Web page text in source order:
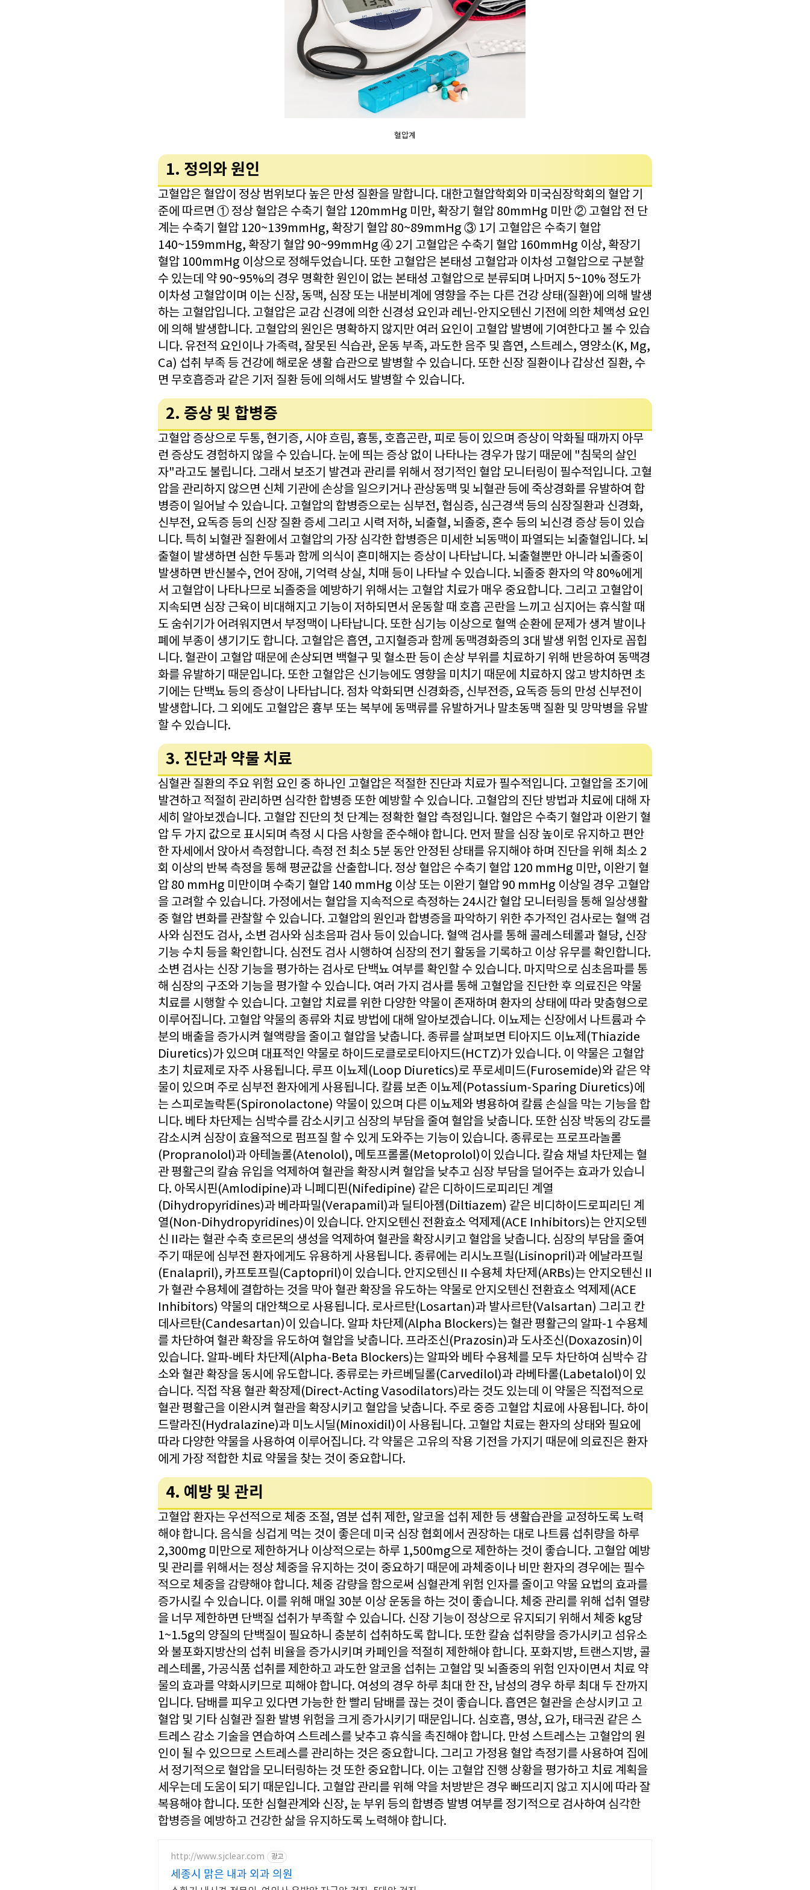
혈압계
1. 정의와 원인
고혈압은 혈압이 정상 범위보다 높은 만성 질환을 말합니다. 대한고혈압학회와 미국심장학회의 혈압 기
준에 따르면 ① 정상 혈압은 수축기 혈압 120mmHg 미만, 확장기 혈압 80mmHg 미만 ② 고혈압 전 단
계는 수축기 혈압 120~139mmHg, 확장기 혈압 80~89mmHg ③ 1기 고혈압은 수축기 혈압
140~159mmHg, 확장기 혈압 90~99mmHg ④ 2기 고혈압은 수축기 혈압 160mmHg 이상, 확장기
혈압 100mmHg 이상으로 정해두었습니다. 또한 고혈압은 본태성 고혈압과 이차성 고혈압으로 구분할
수 있는데 약 90~95%의 경우 명확한 원인이 없는 본태성 고혈압으로 분류되며 나머지 5~10% 정도가
이차성 고혈압이며 이는 신장, 동맥, 심장 또는 내분비계에 영향을 주는 다른 건강 상태(질환)에 의해 발생
하는 고혈압입니다. 고혈압은 교감 신경에 의한 신경성 요인과 레닌-안지오텐신 기전에 의한 체액성 요인
에 의해 발생합니다. 고혈압의 원인은 명확하지 않지만 여러 요인이 고혈압 발병에 기여한다고 볼 수 있습
니다. 유전적 요인이나 가족력, 잘못된 식습관, 운동 부족, 과도한 음주 및 흡연, 스트레스, 영양소(K, Mg,
Ca) 섭취 부족 등 건강에 해로운 생활 습관으로 발병할 수 있습니다. 또한 신장 질환이나 갑상선 질환, 수
면 무호흡증과 같은 기저 질환 등에 의해서도 발병할 수 있습니다.
2. 증상 및 합병증
고혈압 증상으로 두통, 현기증, 시야 흐림, 흉통, 호흡곤란, 피로 등이 있으며 증상이 악화될 때까지 아무
런 증상도 경험하지 않을 수 있습니다. 눈에 띄는 증상 없이 나타나는 경우가 많기 때문에 "침묵의 살인
자"라고도 불립니다. 그래서 보조기 발견과 관리를 위해서 정기적인 혈압 모니터링이 필수적입니다. 고혈
압을 관리하지 않으면 신체 기관에 손상을 일으키거나 관상동맥 및 뇌혈관 등에 죽상경화를 유발하여 합
병증이 일어날 수 있습니다. 고혈압의 합병증으로는 심부전, 협심증, 심근경색 등의 심장질환과 신경화,
신부전, 요독증 등의 신장 질환 증세 그리고 시력 저하, 뇌출혈, 뇌졸중, 혼수 등의 뇌신경 증상 등이 있습
니다. 특히 뇌혈관 질환에서 고혈압의 가장 심각한 합병증은 미세한 뇌동맥이 파열되는 뇌출혈입니다. 뇌
출혈이 발생하면 심한 두통과 함께 의식이 혼미해지는 증상이 나타납니다. 뇌출혈뿐만 아니라 뇌졸중이
발생하면 반신불수, 언어 장애, 기억력 상실, 치매 등이 나타날 수 있습니다. 뇌졸중 환자의 약 80%에게
서 고혈압이 나타나므로 뇌졸중을 예방하기 위해서는 고혈압 치료가 매우 중요합니다. 그리고 고혈압이
지속되면 심장 근육이 비대해지고 기능이 저하되면서 운동할 때 호흡 곤란을 느끼고 심지어는 휴식할 때
도 숨쉬기가 어려워지면서 부정맥이 나타납니다. 또한 심기능 이상으로 혈액 순환에 문제가 생겨 발이나
폐에 부종이 생기기도 합니다. 고혈압은 흡연, 고지혈증과 함께 동맥경화증의 3대 발생 위험 인자로 꼽힙
니다. 혈관이 고혈압 때문에 손상되면 백혈구 및 혈소판 등이 손상 부위를 치료하기 위해 반응하여 동맥경
화를 유발하기 때문입니다. 또한 고혈압은 신기능에도 영향을 미치기 때문에 치료하지 않고 방치하면 초
기에는 단백뇨 등의 증상이 나타납니다. 점차 악화되면 신경화증, 신부전증, 요독증 등의 만성 신부전이
발생합니다. 그 외에도 고혈압은 흉부 또는 복부에 동맥류를 유발하거나 말초동맥 질환 및 망막병을 유발
할 수 있습니다.
3. 진단과 약물 치료
심혈관 질환의 주요 위험 요인 중 하나인 고혈압은 적절한 진단과 치료가 필수적입니다. 고혈압을 조기에
발견하고 적절히 관리하면 심각한 합병증 또한 예방할 수 있습니다. 고혈압의 진단 방법과 치료에 대해 자
세히 알아보겠습니다. 고혈압 진단의 첫 단계는 정확한 혈압 측정입니다. 혈압은 수축기 혈압과 이완기 혈
압 두 가지 값으로 표시되며 측정 시 다음 사항을 준수해야 합니다. 먼저 팔을 심장 높이로 유지하고 편안
한 자세에서 앉아서 측정합니다. 측정 전 최소 5분 동안 안정된 상태를 유지해야 하며 진단을 위해 최소 2
회 이상의 반복 측정을 통해 평균값을 산출합니다. 정상 혈압은 수축기 혈압 120 mmHg 미만, 이완기 혈
압 80 mmHg 미만이며 수축기 혈압 140 mmHg 이상 또는 이완기 혈압 90 mmHg 이상일 경우 고혈압
을 고려할 수 있습니다. 가정에서는 혈압을 지속적으로 측정하는 24시간 혈압 모니터링을 통해 일상생활
중 혈압 변화를 관찰할 수 있습니다. 고혈압의 원인과 합병증을 파악하기 위한 추가적인 검사로는 혈액 검
사와 심전도 검사, 소변 검사와 심초음파 검사 등이 있습니다. 혈액 검사를 통해 콜레스테롤과 혈당, 신장
기능 수치 등을 확인합니다. 심전도 검사 시행하여 심장의 전기 활동을 기록하고 이상 유무를 확인합니다.
소변 검사는 신장 기능을 평가하는 검사로 단백뇨 여부를 확인할 수 있습니다. 마지막으로 심초음파를 통
해 심장의 구조와 기능을 평가할 수 있습니다. 여러 가지 검사를 통해 고혈압을 진단한 후 의료진은 약물
치료를 시행할 수 있습니다. 고혈압 치료를 위한 다양한 약물이 존재하며 환자의 상태에 따라 맞춤형으로
이루어집니다. 고혈압 약물의 종류와 치료 방법에 대해 알아보겠습니다. 이뇨제는 신장에서 나트륨과 수
분의 배출을 증가시켜 혈액량을 줄이고 혈압을 낮춥니다. 종류를 살펴보면 티아지드 이뇨제(Thiazide
Diuretics)가 있으며 대표적인 약물로 하이드로클로로티아지드(HCTZ)가 있습니다. 이 약물은 고혈압
초기 치료제로 자주 사용됩니다. 루프 이뇨제(Loop Diuretics)로 푸로세미드(Furosemide)와 같은 약
물이 있으며 주로 심부전 환자에게 사용됩니다. 칼륨 보존 이뇨제(Potassium-Sparing Diuretics)에
는 스피로놀락톤(Spironolactone) 약물이 있으며 다른 이뇨제와 병용하여 칼륨 손실을 막는 기능을 합
니다. 베타 차단제는 심박수를 감소시키고 심장의 부담을 줄여 혈압을 낮춥니다. 또한 심장 박동의 강도를
감소시켜 심장이 효율적으로 펌프질 할 수 있게 도와주는 기능이 있습니다. 종류로는 프로프라놀롤
(Propranolol)과 아테놀롤(Atenolol), 메토프롤롤(Metoprolol)이 있습니다. 칼슘 채널 차단제는 혈
관 평활근의 칼슘 유입을 억제하여 혈관을 확장시켜 혈압을 낮추고 심장 부담을 덜어주는 효과가 있습니
다. 아목시핀(Amlodipine)과 니페디핀(Nifedipine) 같은 디하이드로피리딘 계열
(Dihydropyridines)과 베라파밀(Verapamil)과 딜티아젬(Diltiazem) 같은 비디하이드로피리딘 계
열(Non-Dihydropyridines)이 있습니다. 안지오텐신 전환효소 억제제(ACE Inhibitors)는 안지오텐
신 II라는 혈관 수축 호르몬의 생성을 억제하여 혈관을 확장시키고 혈압을 낮춥니다. 심장의 부담을 줄여
주기 때문에 심부전 환자에게도 유용하게 사용됩니다. 종류에는 리시노프릴(Lisinopril)과 에날라프릴
(Enalapril), 카프토프릴(Captopril)이 있습니다. 안지오텐신 II 수용체 차단제(ARBs)는 안지오텐신 II
가 혈관 수용체에 결합하는 것을 막아 혈관 확장을 유도하는 약물로 안지오텐신 전환효소 억제제(ACE
Inhibitors) 약물의 대안책으로 사용됩니다. 로사르탄(Losartan)과 발사르탄(Valsartan) 그리고 칸
데사르탄(Candesartan)이 있습니다. 알파 차단제(Alpha Blockers)는 혈관 평활근의 알파-1 수용체
를 차단하여 혈관 확장을 유도하여 혈압을 낮춥니다. 프라조신(Prazosin)과 도사조신(Doxazosin)이
있습니다. 알파-베타 차단제(Alpha-Beta Blockers)는 알파와 베타 수용체를 모두 차단하여 심박수 감
소와 혈관 확장을 동시에 유도합니다. 종류로는 카르베딜롤(Carvedilol)과 라베타롤(Labetalol)이 있
습니다. 직접 작용 혈관 확장제(Direct-Acting Vasodilators)라는 것도 있는데 이 약물은 직접적으로
혈관 평활근을 이완시켜 혈관을 확장시키고 혈압을 낮춥니다. 주로 중증 고혈압 치료에 사용됩니다. 하이
드랄라진(Hydralazine)과 미노시딜(Minoxidil)이 사용됩니다. 고혈압 치료는 환자의 상태와 필요에
따라 다양한 약물을 사용하여 이루어집니다. 각 약물은 고유의 작용 기전을 가지기 때문에 의료진은 환자
에게 가장 적합한 치료 약물을 찾는 것이 중요합니다.
4. 예방 및 관리
고혈압 환자는 우선적으로 체중 조절, 염분 섭취 제한, 알코올 섭취 제한 등 생활습관을 교정하도록 노력
해야 합니다. 음식을 싱겁게 먹는 것이 좋은데 미국 심장 협회에서 권장하는 대로 나트륨 섭취량을 하루
2,300mg 미만으로 제한하거나 이상적으로는 하루 1,500mg으로 제한하는 것이 좋습니다. 고혈압 예방
및 관리를 위해서는 정상 체중을 유지하는 것이 중요하기 때문에 과체중이나 비만 환자의 경우에는 필수
적으로 체중을 감량해야 합니다. 체중 감량을 함으로써 심혈관계 위험 인자를 줄이고 약물 요법의 효과를
증가시킬 수 있습니다. 이를 위해 매일 30분 이상 운동을 하는 것이 좋습니다. 체중 관리를 위해 섭취 열량
을 너무 제한하면 단백질 섭취가 부족할 수 있습니다. 신장 기능이 정상으로 유지되기 위해서 체중 kg당
1~1.5g의 양질의 단백질이 필요하니 충분히 섭취하도록 합니다. 또한 칼슘 섭취량을 증가시키고 섬유소
와 불포화지방산의 섭취 비율을 증가시키며 카페인을 적절히 제한해야 합니다. 포화지방, 트랜스지방, 콜
레스테롤, 가공식품 섭취를 제한하고 과도한 알코올 섭취는 고혈압 및 뇌졸중의 위험 인자이면서 치료 약
물의 효과를 약화시키므로 피해야 합니다. 여성의 경우 하루 최대 한 잔, 남성의 경우 하루 최대 두 잔까지
입니다. 담배를 피우고 있다면 가능한 한 빨리 담배를 끊는 것이 좋습니다. 흡연은 혈관을 손상시키고 고
혈압 및 기타 심혈관 질환 발병 위험을 크게 증가시키기 때문입니다. 심호흡, 명상, 요가, 태극권 같은 스
트레스 감소 기술을 연습하여 스트레스를 낮추고 휴식을 촉진해야 합니다. 만성 스트레스는 고혈압의 원
인이 될 수 있으므로 스트레스를 관리하는 것은 중요합니다. 그리고 가정용 혈압 측정기를 사용하여 집에
서 정기적으로 혈압을 모니터링하는 것 또한 중요합니다. 이는 고혈압 진행 상황을 평가하고 치료 계획을
세우는데 도움이 되기 때문입니다. 고혈압 관리를 위해 약을 처방받은 경우 빠뜨리지 않고 지시에 따라 잘
복용해야 합니다. 또한 심혈관계와 신장, 눈 부위 등의 합병증 발병 여부를 정기적으로 검사하여 심각한
합병증을 예방하고 건강한 삶을 유지하도록 노력해야 합니다.
http://www.sjclear.com 광고
세종시 맑은 내과 외과 의원